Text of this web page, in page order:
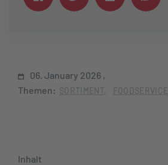
06. January 2026
Themen: SORTIMENT FOODSERVICE
Inhalt